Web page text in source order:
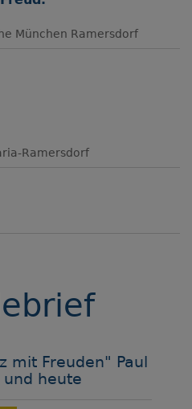
München Ramersdorf
Ramersdorf
mit Freuden" Paul
heute